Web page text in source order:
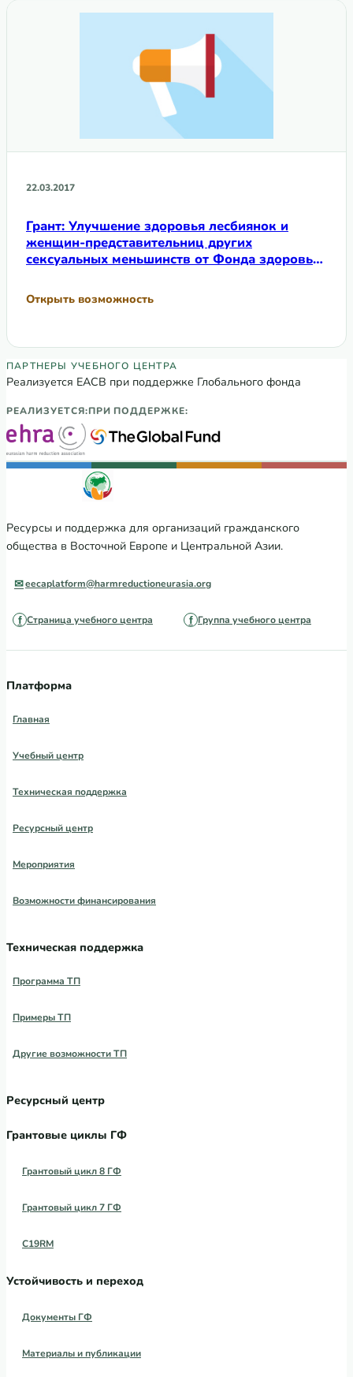
22.03.2017
Грант: Улучшение здоровья лесбиянок и
женщин-представительниц других
сексуальных меньшинств от Фонда здоровья
Открыть возможность
Партнеры Регионального учебного
ПАРТНЕРЫ УЧЕБНОГО ЦЕНТРА
Реализуется ЕАСВ при поддержке Глобального фонда
РЕАЛИЗУЕТСЯ:ПРИ ПОДДЕРЖКЕ:
Ресурсы и поддержка для организаций гражданского
общества в Восточной Европе и Центральной Азии.
eecaplatform@harmreductioneurasia.org
Страница учебного центра Группа учебного центра
Платформа
Главная
Учебный центр
Техническая поддержка
Ресурсный центр
Мероприятия
Возможности финансирования
Техническая поддержка
Программа ТП
Примеры ТП
Другие возможности ТП
Ресурсный центр
Грантовые циклы ГФ
Грантовый цикл 8 ГФ
Грантовый цикл 7 ГФ
C19RM
Устойчивость и переход
Документы ГФ
Материалы и публикации